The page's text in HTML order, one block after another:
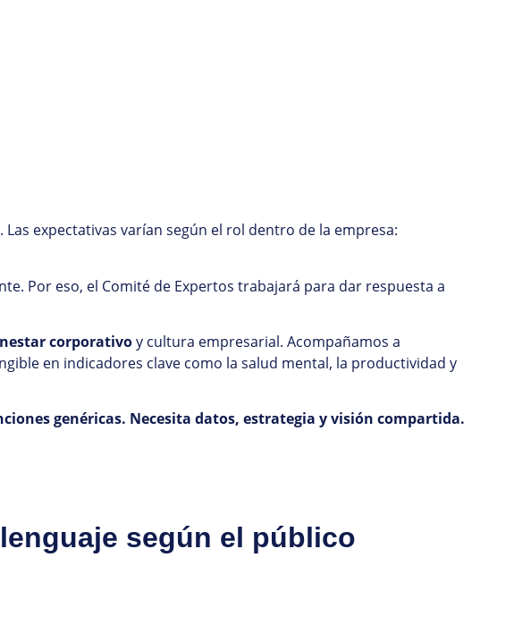
expectativas varían según el rol dentro de la empresa:
Por eso, el Comité de Expertos trabajará para dar respuesta a
corporativoy cultura empresarial. Acompañamos a
en indicadores clave como la salud mental, la productividad y
genéricas. Necesita datos, estrategia y visión compartida.
según el público